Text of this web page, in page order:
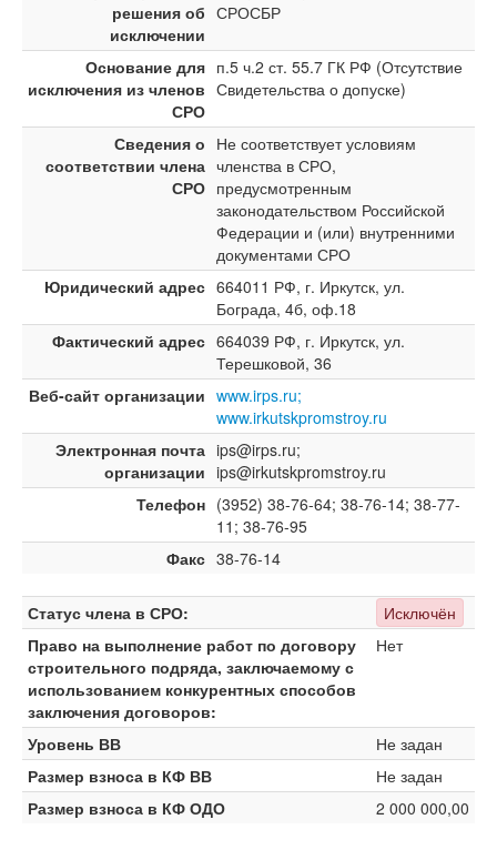
решения об
исключении
СРОСБР
Основание для
исключения из членов
СРО
п.5 ч.2 ст. 55.7 ГК РФ (Отсутствие
Свидетельства о допуске)
Сведения о
соответствии члена
СРО
Не соответствует условиям
членства в СРО,
предусмотренным
законодательством Российской
Федерации и (или) внутренними
документами СРО
Юридический адрес 664011 РФ, г. Иркутск, ул.
Бограда, 4б, оф.18
Фактический адрес 664039 РФ, г. Иркутск, ул.
Терешковой, 36
Веб-сайт организации www.irps.ru;
www.irkutskpromstroy.ru
Электронная почта
организации
ips@irps.ru;
ips@irkutskpromstroy.ru
Телефон (3952) 38-76-64; 38-76-14; 38-77-
11; 38-76-95
Факс 38-76-14
Статус члена в СРО:
Исключён
Право на выполнение работ по договору
строительного подряда, заключаемому с
использованием конкурентных способов
заключения договоров:
Нет
Уровень ВВ
Не задан
Размер взноса в КФ ВВ
Не задан
Размер взноса в КФ ОДО
2 000 000,00